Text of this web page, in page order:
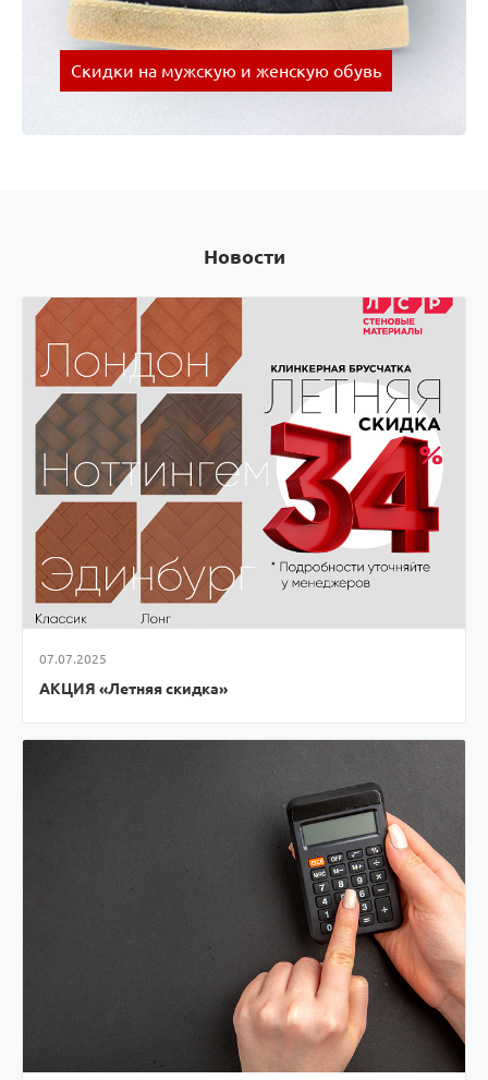
Скидки на мужскую и женскую обувь
на следующую покупку! Оплачивай покупки
Новости
07.07.2025
АКЦИЯ «Летняя скидка»